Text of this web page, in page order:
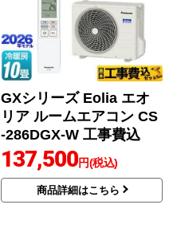
GXシリーズ Eolia エオ
リア ルームエアコン CS
-286DGX-W 工事費込
137,500円(税込)
商品詳細はこちら